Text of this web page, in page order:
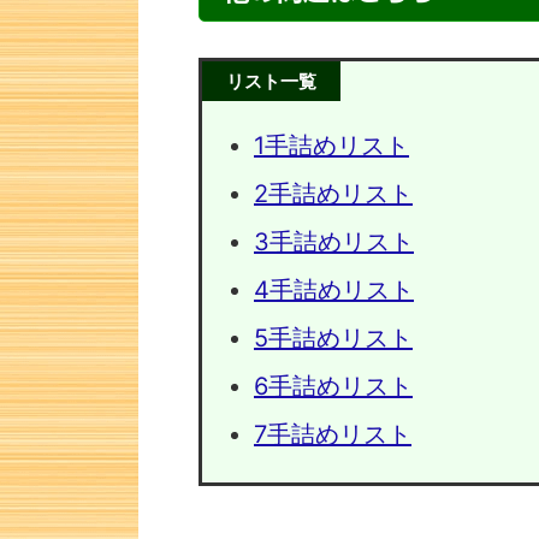
リスト一覧
1手詰めリスト
2手詰めリスト
3手詰めリスト
4手詰めリスト
5手詰めリスト
6手詰めリスト
7手詰めリスト
次の一手問題・13